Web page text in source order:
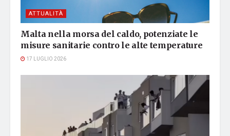
ATTUALITÀ
Malta nella morsa del caldo, potenziate le
misure sanitarie contro le alte temperature
17 LUGLIO 2026